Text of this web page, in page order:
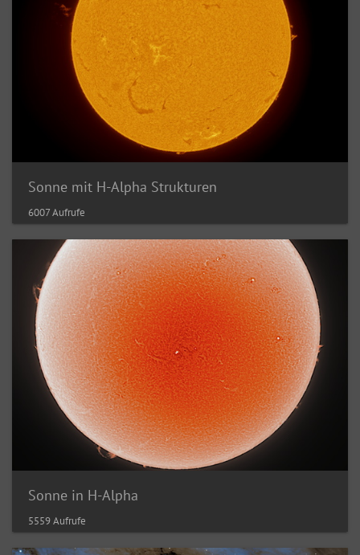
Sonne mit H-Alpha Strukturen
6007 Aufrufe
Sonne in H-Alpha
5559 Aufrufe